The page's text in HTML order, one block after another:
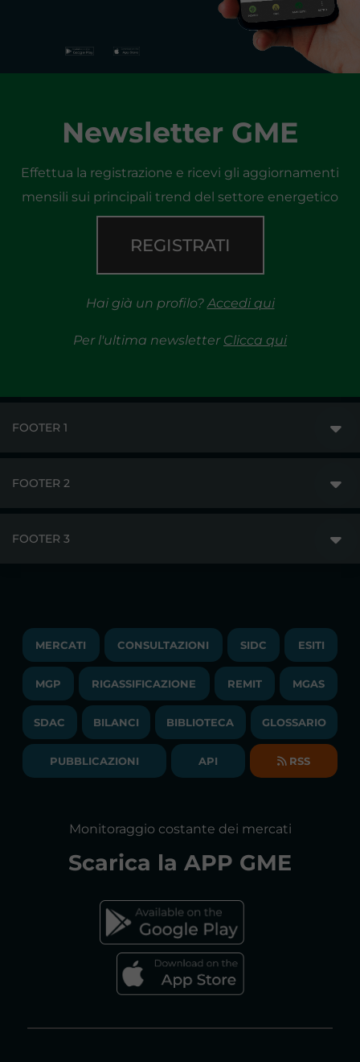
Newsletter GME
Effettua la registrazione e ricevi gli aggiornamenti
mensili sui principali trend del settore energetico
REGISTRATI
Hai già un profilo?Accedi qui
Per l'ultima newsletter Clicca qui
FOOTER 1
PUBBLICAZIONI
COMUNICATI/NEWS
NEWSLETTER
BILANCI DI ESERCIZIO
FOOTER 2
LAVORA CON NOI
BANDI DI GARA E CONTRATTI
SOCIETA' TRASPARENTE
FOOTER 3
TRAYPORT M. ELETTRICO
LIQUIDITY PROVIDERS
BIBLIOTECA
GLOSSARIO
DICHIARAZIONE DI ACCESSIBILITÀ
FAQs MERCATO ELETTRICO
MERCATI CONSULTAZIONI SIDC ESITI
MGP RIGASSIFICAZIONE REMIT MGAS
SDAC BILANCI BIBLIOTECA GLOSSARIO
PUBBLICAZIONI API RSS
Monitoraggio costante dei mercati
Scarica la APP GME